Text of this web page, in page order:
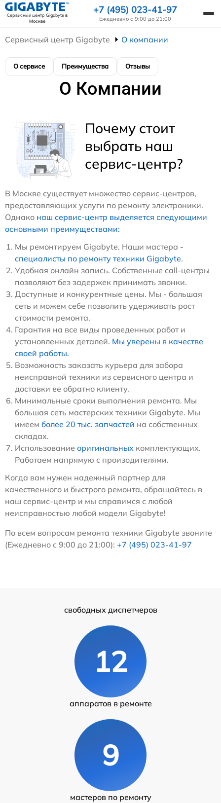
Сервисный центр Gigabyteв
Москве
+7 (495) 023-41-97
Ежедневно с 9:00 до 21:00
Сервисный центр Gigabyte О компании
О сервисе Преимущества Отзывы
О Компании
Почему стоит
выбрать наш
сервис-центр?
В Москве существует множество сервис-центров,
предоставляющих услуги по ремонту электроники.
Однако наш сервис-центр выделяется следующими
основными преимуществами:
Мы ремонтируем Gigabyte. Наши мастера -
специалисты по ремонту техники Gigabyte.
Удобная онлайн запись. Собственные call-центры
позволяют без задержек принимать звонки.
Доступные и конкурентные цены. Мы - большая
сеть и можем себе позволить удерживать рост
стоимости ремонта.
Гарантия на все виды проведенных работ и
установленных деталей. Мы уверены в качестве
своей работы.
Возможность заказать курьера для забора
неисправной техники из сервисного центра и
доставки ее обратно клиенту.
Минимальные сроки выполнения ремонта. Мы
большая сеть мастерских техники Gigabyte. Мы
имеем более 20 тыс. запчастей на собственных
складах.
Использование оригинальных комплектующих.
Работаем напрямую с произодителями.
Когда вам нужен надежный партнер для
качественного и быстрого ремонта, обращайтесь в
наш сервис-центр и мы справимся с любой
неисправностью любой модели Gigabyte!
По всем вопросам ремонта техники Gigabyte звоните
(Ежедневно с 9:00 до 21:00): +7 (495) 023-41-97
свободных диспетчеров
12
аппаратов в ремонте
9
мастеров по ремонту